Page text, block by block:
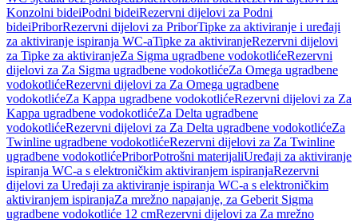
Konzolni bideiPodni bideiRezervni dijelovi za Podni
bideiPriborRezervni dijelovi za PriborTipke za aktiviranje i uređaji
za aktiviranje ispiranja WC-aTipke za aktiviranjeRezervni dijelovi
za Tipke za aktiviranjeZa Sigma ugradbene vodokotlićeRezervni
dijelovi za Za Sigma ugradbene vodokotlićeZa Omega ugradbene
vodokotlićeRezervni dijelovi za Za Omega ugradbene
vodokotlićeZa Kappa ugradbene vodokotlićeRezervni dijelovi za Za
Kappa ugradbene vodokotlićeZa Delta ugradbene
vodokotlićeRezervni dijelovi za Za Delta ugradbene vodokotlićeZa
Twinline ugradbene vodokotlićeRezervni dijelovi za Za Twinline
ugradbene vodokotlićePriborPotrošni materijaliUređaji za aktiviranje
ispiranja WC-a s elektroničkim aktiviranjem ispiranjaRezervni
dijelovi za Uređaji za aktiviranje ispiranja WC-a s elektroničkim
aktiviranjem ispiranjaZa mrežno napajanje, za Geberit Sigma
ugradbene vodokotliće 12 cmRezervni dijelovi za Za mrežno